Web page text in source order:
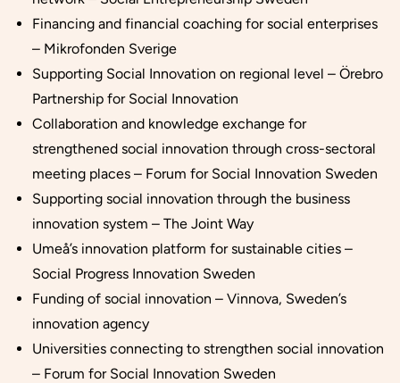
Financing and financial coaching for social enterprises
– Mikrofonden Sverige
Supporting Social Innovation on regional level – Örebro
Partnership for Social Innovation
Collaboration and knowledge exchange for
strengthened social innovation through cross-sectoral
meeting places – Forum for Social Innovation Sweden
Supporting social innovation through the business
innovation system – The Joint Way
Umeå’s innovation platform for sustainable cities –
Social Progress Innovation Sweden
Funding of social innovation – Vinnova, Sweden’s
innovation agency
Universities connecting to strengthen social innovation
– Forum for Social Innovation Sweden